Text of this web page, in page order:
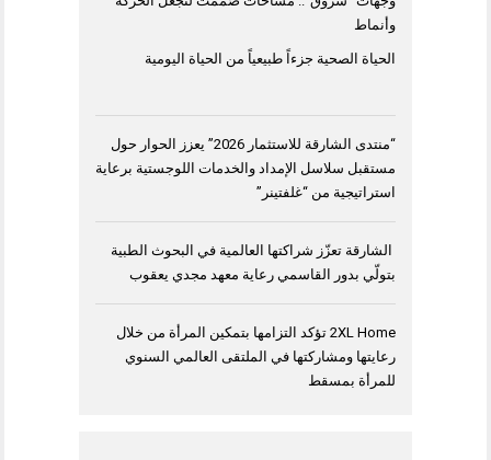
وأنماط
الحياة الصحية جزءاً طبيعياً من الحياة اليومية
“منتدى الشارقة للاستثمار 2026” يعزز الحوار حول
مستقبل سلاسل الإمداد والخدمات اللوجستية برعاية
استراتيجية من “غلفتينر”
الشارقة تعزّز شراكتها العالمية في البحوث الطبية
بتولّي بدور القاسمي رعاية معهد مجدي يعقوب
2XL Home تؤكد التزامها بتمكين المرأة من خلال
رعايتها ومشاركتها في الملتقى العالمي السنوي
للمرأة بمسقط